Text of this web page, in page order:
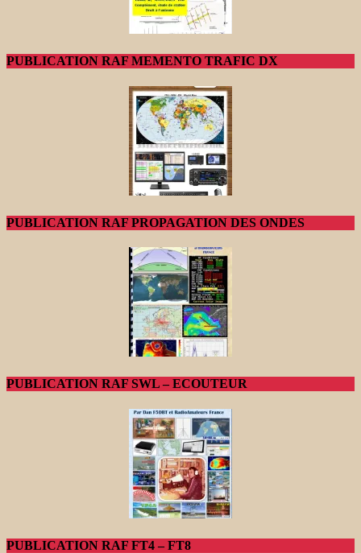
PUBLICATION RAF MEMENTO TRAFIC DX
PUBLICATION RAF PROPAGATION DES ONDES
PUBLICATION RAF SWL – ECOUTEUR
PUBLICATION RAF FT4 – FT8